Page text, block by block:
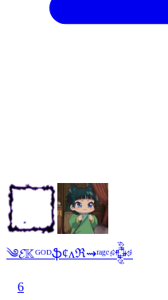
༄𝓔𝕂ᴳᴼᴰֆȼᴧℜ⇝ʳᵃᵍᵉ𒅒
6